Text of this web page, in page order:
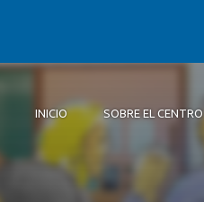
INICIO SOBRE EL CENTRO